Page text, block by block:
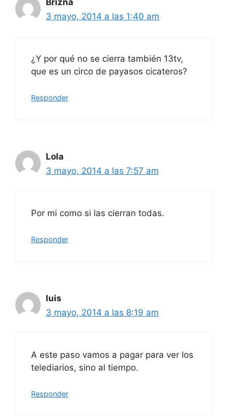
3 mayo, 2014 a las 1:40 am
¿Y por qué no se cierra también 13tv,
que es un circo de payasos cicateros?
Responder
Lola
3 mayo, 2014 a las 7:57 am
Por mi como si las cierran todas.
Responder
luis
3 mayo, 2014 a las 8:19 am
A este paso vamos a pagar para ver los
telediarios, sino al tiempo.
Responder